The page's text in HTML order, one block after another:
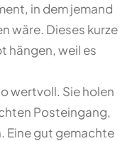
in dem jemand
wäre. Dieses kurze
hängen, weil es
wertvoll. Sie holen
Posteingang,
Eine gut gemachte